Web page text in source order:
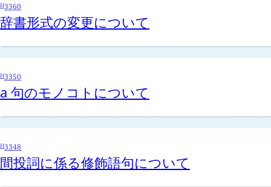
H3360
辞書形式の変更について
H3350
a 句のモノコトについて
H3348
間投詞に係る修飾語句について